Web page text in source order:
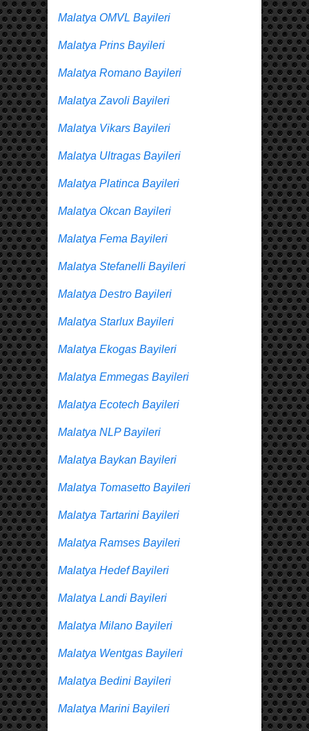
Malatya OMVL Bayileri
Malatya Prins Bayileri
Malatya Romano Bayileri
Malatya Zavoli Bayileri
Malatya Vikars Bayileri
Malatya Ultragas Bayileri
Malatya Platinca Bayileri
Malatya Okcan Bayileri
Malatya Fema Bayileri
Malatya Stefanelli Bayileri
Malatya Destro Bayileri
Malatya Starlux Bayileri
Malatya Ekogas Bayileri
Malatya Emmegas Bayileri
Malatya Ecotech Bayileri
Malatya NLP Bayileri
Malatya Baykan Bayileri
Malatya Tomasetto Bayileri
Malatya Tartarini Bayileri
Malatya Ramses Bayileri
Malatya Hedef Bayileri
Malatya Landi Bayileri
Malatya Milano Bayileri
Malatya Wentgas Bayileri
Malatya Bedini Bayileri
Malatya Marini Bayileri